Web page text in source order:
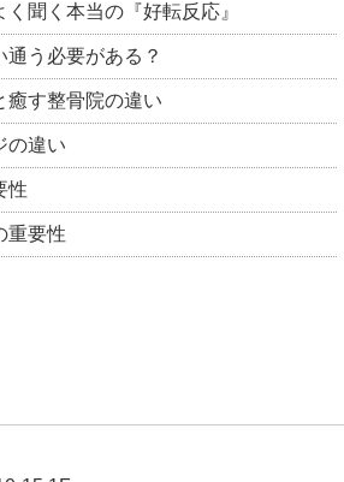
聞く本当の『好転反応』
う必要がある？
癒す整骨院の違い
の違い
性
重要性